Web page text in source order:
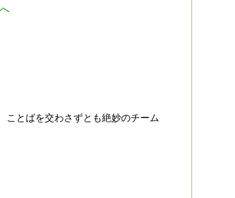
ことばを交わさずとも絶妙のチーム